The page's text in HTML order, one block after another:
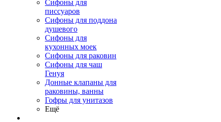
Сифоны для
писсуаров
Сифоны для поддона
душевого
Сифоны для
кухонных моек
Сифоны для раковин
Сифоны для чаш
Генуя
Донные клапаны для
раковины, ванны
Гофры для унитазов
Ещё